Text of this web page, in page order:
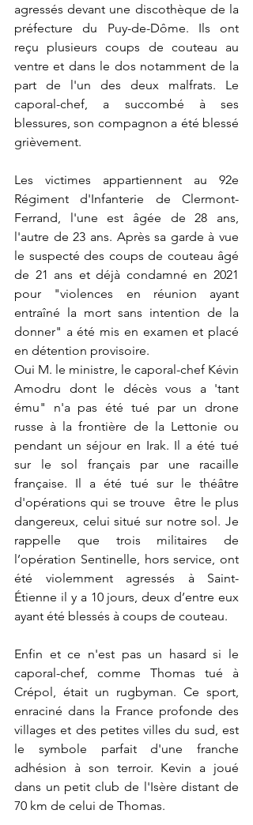
agressés devant une discothèque de la
préfecture du Puy-de-Dôme. Ils ont
reçu plusieurs coups de couteau au
ventre et dans le dos notamment de la
part de l'un des deux malfrats. Le
caporal-chef, a succombé à ses
blessures, son compagnon a été blessé
grièvement.
Les victimes appartiennent au 92e
Régiment d'Infanterie de Clermont-
Ferrand, l'une est âgée de 28 ans,
l'autre de 23 ans. Après sa garde à vue
le suspecté des coups de couteau âgé
de 21 ans et déjà condamné en 2021
pour "violences en réunion ayant
entraîné la mort sans intention de la
donner" a été mis en examen et placé
en détention provisoire.
Oui M. le ministre, le caporal-chef Kévin
Amodru dont le décès vous a 'tant
ému" n'a pas été tué par un drone
russe à la frontière de la Lettonie ou
pendant un séjour en Irak. Il a été tué
sur le sol français par une racaille
française. Il a été tué sur le théâtre
d'opérations qui se trouve  être le plus
dangereux, celui situé sur notre sol. Je
rappelle que trois militaires de
l’opération Sentinelle, hors service, ont
été violemment agressés à Saint-
Étienne il y a 10 jours, deux d’entre eux
ayant été blessés à coups de couteau.
Enfin et ce n'est pas un hasard si le
caporal-chef, comme Thomas tué à
Crépol, était un rugbyman. Ce sport,
enraciné dans la France profonde des
villages et des petites villes du sud, est
le symbole parfait d'une franche
adhésion à son terroir. Kevin a joué
dans un petit club de l'Isère distant de
70 km de celui de Thomas.